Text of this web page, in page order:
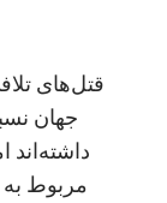
قتل‌های
جهان
داشته‌اند
مربوط